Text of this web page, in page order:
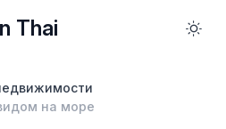
Thai
на море